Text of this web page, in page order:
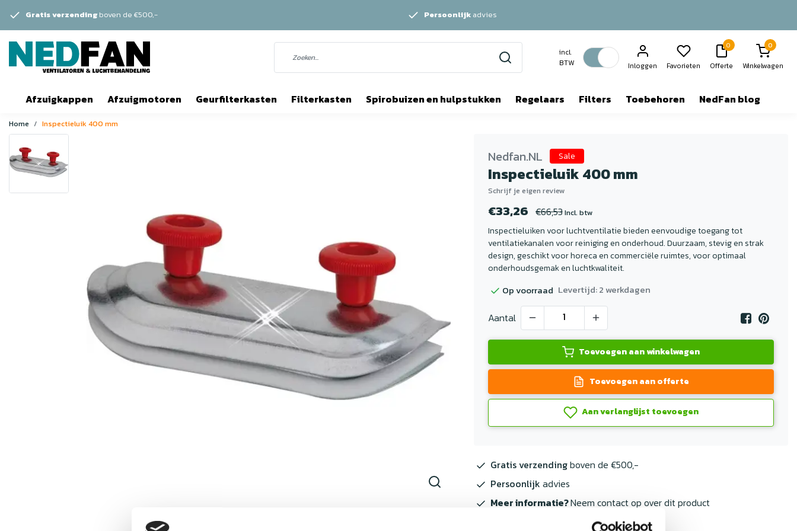
Gratis verzending boven de €500,- Persoonlijk advies
incl.
BTW
Inloggen Favorieten
0
Offerte
0
Winkelwagen
Afzuigkappen Afzuigmotoren Geurfilterkasten Filterkasten Spirobuizen en hulpstukken Regelaars Filters Toebehoren NedFan blog
Home Inspectieluik 400 mm
Nedfan.NL Sale
Inspectieluik 400 mm
Schrijf je eigen review
€33,26 €66,53Incl. btw
Inspectieluiken voor luchtventilatie bieden eenvoudige toegang tot
ventilatiekanalen voor reiniging en onderhoud. Duurzaam, stevig en strak
design, geschikt voor horeca en commerciële ruimtes, voor optimaal
onderhoudsgemak en luchtkwaliteit.
Op voorraad Levertijd: 2 werkdagen
Aantal
Toevoegen aan winkelwagen
Toevoegen aan offerte
Aan verlanglijst toevoegen
Gratis verzendingboven de €500,-
Persoonlijk advies
Meer informatie?Neem contact op over dit product